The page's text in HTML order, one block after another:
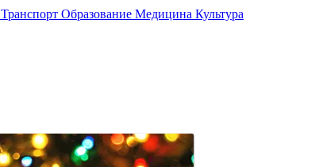
Транспорт Образование Медицина Культура